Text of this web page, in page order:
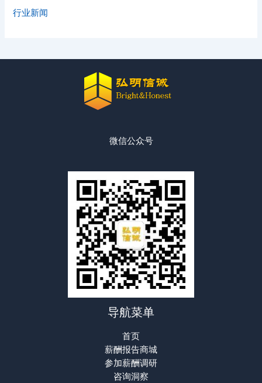
行业新闻
微信公众号
导航菜单
首页
薪酬报告商城
参加薪酬调研
咨询洞察